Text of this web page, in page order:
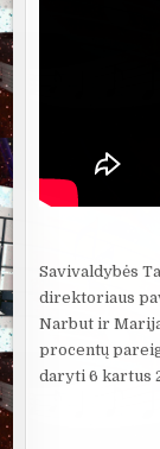
Savivaldybės
direktoriaus
Narbut ir
procentų
daryti 6 kartus